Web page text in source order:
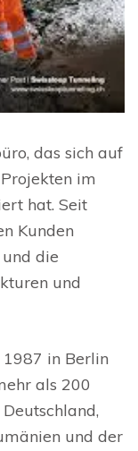
das sich auf
im
hat. Seit
Kunden
die
und
in Berlin
als 200
und der